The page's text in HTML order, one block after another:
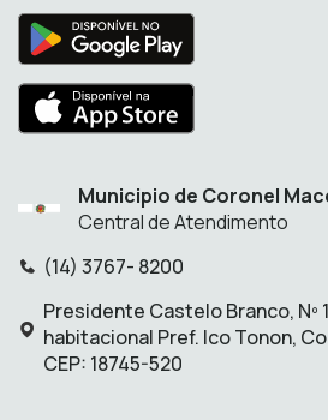
Municipio de Coronel
Central de Atendimento
(14) 3767- 8200
Endereço:
Presidente Castelo Branco, Nº
habitacional Pref. Ico Tonon,
CEP: 18745-520